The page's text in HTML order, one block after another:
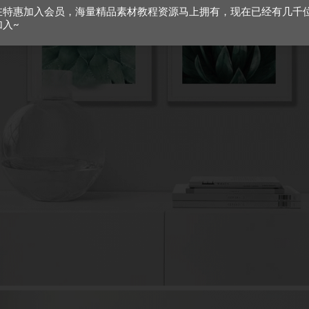
特惠加入会员，海量精品素材教程资源马上拥有，现在已经有几千
入~